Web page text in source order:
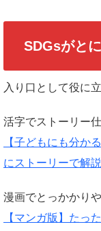
SDGsがと
入り口として役に
活字でストーリー
【子どもにも分か
にストーリーで解説
漫画でとっかかり
【マンガ版】たっ